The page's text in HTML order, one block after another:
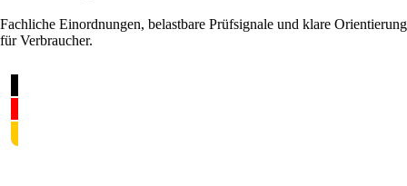
Fachliche Einordnungen, belastbare Prüfsignale und klare Orientierung
für Verbraucher.